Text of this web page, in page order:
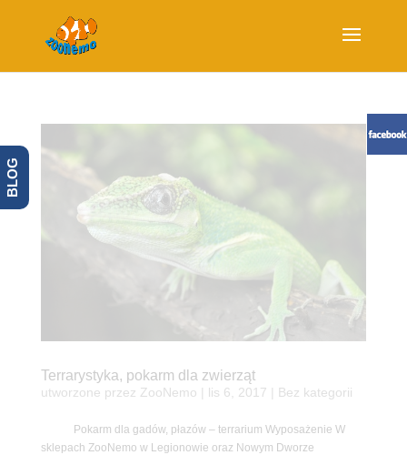
Terrarystyka, pokarm dla zwierząt
utworzone przez ZooNemo lis 6, 2017 | Bez kategorii
Pokarm dla gadów, płazów – terrarium Wyposażenie W
sklepach ZooNemo w Legionowie oraz Nowym Dworze
BLOG